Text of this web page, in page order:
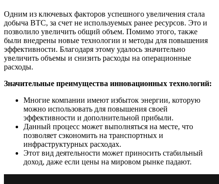
Одним из ключевых факторов успешного увеличения стала
добыча BTC, за счет не используемых ранее ресурсов. Это и
позволило увеличить общий объем. Помимо этого, также
были внедрены новые технологии и методы для повышения
эффективности. Благодаря этому удалось значительно
увеличить объемы и снизить расходы на операционные
расходы.
Значительные преимущества инновационных технологий:
Многие компании имеют избыток энергии, которую
можно использовать для повышения своей
эффективности и дополнительной прибыли.
Данный процесс может выполняться на месте, что
позволяет сэкономить на транспортных и
инфраструктурных расходах.
Этот вид деятельности может приносить стабильный
доход, даже если цены на мировом рынке падают.